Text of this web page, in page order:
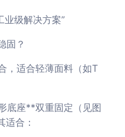
业级解决方案”
固？
，适合轻薄面料（如T
底座**双重固定（见图
适合：